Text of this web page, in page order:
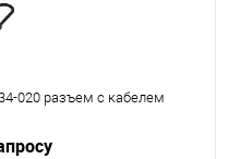
020 разъем с кабелем